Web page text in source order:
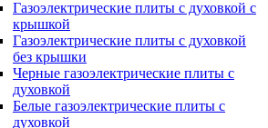
Газоэлектрические плиты с духовкой с
крышкой
Газоэлектрические плиты с духовкой
без крышки
Черные газоэлектрические плиты с
духовкой
Белые газоэлектрические плиты с
духовкой